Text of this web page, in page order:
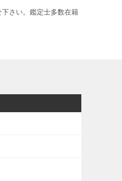
さい。鑑定士多数在籍